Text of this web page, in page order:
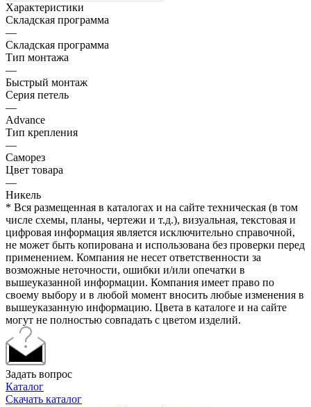
Характеристики
Складская программа
—
Складская программа
Тип монтажа
—
Быстрый монтаж
Серия петель
—
Advance
Тип крепления
—
Саморез
Цвет товара
—
Никель
* Вся размещенная в каталогах и на сайте техническая (в том
числе схемы, планы, чертежи и т.д.), визуальная, текстовая и
цифровая информация является исключительно справочной,
не может быть копирована и использована без проверки перед
применением. Компания не несет ответственности за
возможные неточности, ошибки и/или опечатки в
вышеуказанной информации. Компания имеет право по
своему выбору и в любой момент вносить любые изменения в
вышеуказанную информацию. Цвета в каталоге и на сайте
могут не полностью совпадать с цветом изделий.
Задать вопрос
Каталог
Скачать каталог